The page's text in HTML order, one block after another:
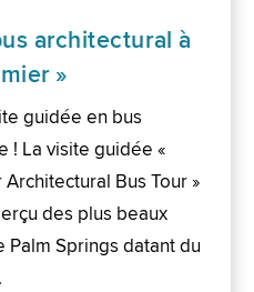
architectural à
»
guidée en bus
! La visite guidée «
Bus Tour »
des plus beaux
Palm Springs datant du